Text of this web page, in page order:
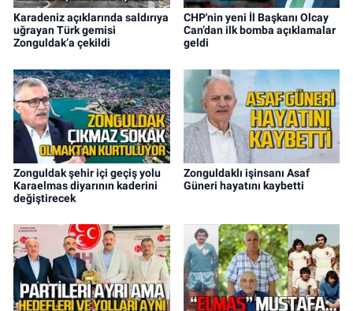
Karadeniz açıklarında saldırıya
uğrayan Türk gemisi
Zonguldak’a çekildi
CHP'nin yeni İl Başkanı Olcay
Can’dan ilk bomba açıklamalar
geldi
Zonguldak şehir içi geçiş yolu
Karaelmas diyarının kaderini
değiştirecek
Zonguldaklı işinsanı Asaf
Güneri hayatını kaybetti